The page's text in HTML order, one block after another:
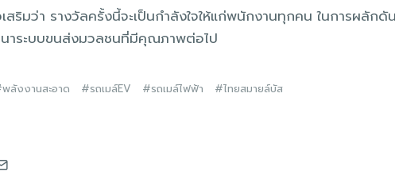
ริมว่า รางวัลครั้งนี้จะเป็นกำลังใจให้แก่พนักงานทุกคน ในการผลักดั
าระบบขนส่งมวลชนที่มีคุณภาพต่อไป
พลังงานสะอาด รถเมล์EV รถเมล์ไฟฟ้า ไทยสมายล์บัส